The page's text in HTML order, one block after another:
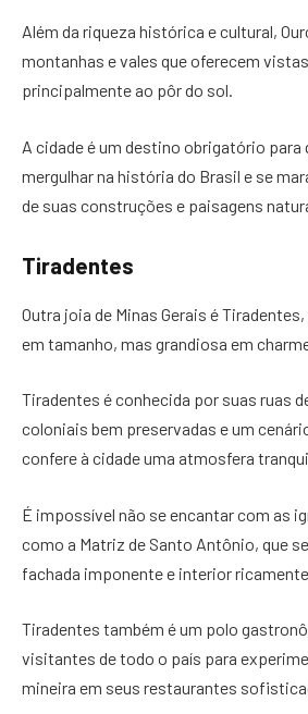
Além da riqueza histórica e cultural,
montanhas e vales que oferecem
principalmente ao pôr do sol.
A cidade é um destino obrigatório para
mergulhar na história do Brasil e se
de suas construções e paisagens
Tiradentes
Outra joia de Minas Gerais é
em tamanho, mas grandiosa em
Tiradentes é conhecida por suas ruas
coloniais bem preservadas e um
confere à cidade uma atmosfera
É impossível não se encantar com as
como a Matriz de Santo Antônio, que
fachada imponente e interior
Tiradentes também é um polo
visitantes de todo o país para
mineira em seus restaurantes